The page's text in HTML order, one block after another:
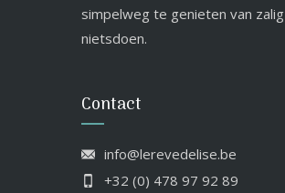
simpelweg te genieten van zalig
nietsdoen.
Contact
info@lerevedelise.be
+32 (0) 478 97 92 89